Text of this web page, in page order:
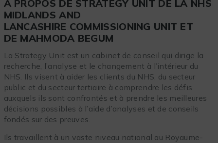
A PROPOS DE STRATEGY UNIT DE LA NHS
MIDLANDS AND
LANCASHIRE COMMISSIONING UNIT ET
DE MAHMODA BEGUM
La Strategy Unit est un cabinet de conseil qui dirige la
recherche, l’analyse et le changement à l’intérieur du
NHS. Ils visent à aider les clients du NHS, du secteur
public et du secteur tertiaire à comprendre les défis
auxquels ils sont confrontés et à prendre les meilleures
décisions possibles à l’aide d’analyses et de conseils
fondés sur des preuves.
Ils travaillent à un vaste niveau national au Royaume-